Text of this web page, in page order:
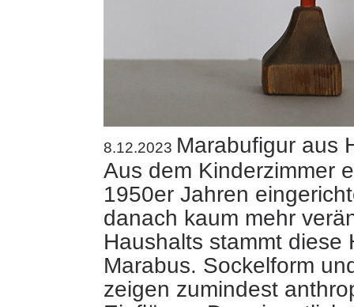
8.12.2023 Marabufigur aus
Aus dem Kinderzimmer
1950er Jahren
danach kaum mehr
Haushalts stammt diese
Marabus. Sockelform
zeigen zumindest